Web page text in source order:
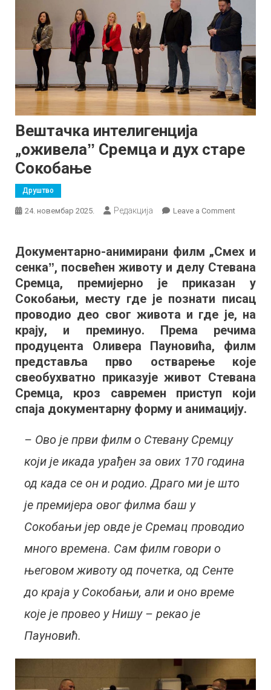
Вештачка интелигенција
„оживелаˮ Сремца и дух старе
Сокобање
Друштво
24. новембар 2025. Редакција Leave a Commenton
Сремца
старе
Документарно-анимирани филм „Смех и
сенкаˮ, посвећен животу и делу Стевана
Сремца, премијерно је приказан у
Сокобањи, месту где је познати писац
проводио део свог живота и где је, на
крају, и преминуо. Према речима
продуцента Оливера Пауновића, филм
представља прво остварење које
свеобухватно приказује живот Стевана
Сремца, кроз савремен приступ који
спаја документарну форму и анимацију.
– Ово је први филм о Стевану Сремцу
који је икада урађен за ових 170 година
од када се он и родио. Драго ми је што
је премијера овог филма баш у
Сокобањи јер овде је Сремац проводио
много времена. Сам филм говори о
његовом животу од почетка, од Сенте
до краја у Сокобањи, али и оно време
које је провео у Нишу – рекао је
Пауновић.